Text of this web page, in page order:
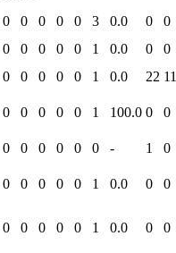
0 0 0 0 0 3 0.0 0
0
0 0 0 0 0 1 0.0 0
0
0 0 0 0 0 1 0.0 22 11
0 0 0 0 0 1 100.0 0 0
0 0 0 0 0 0 - 1 0
0 0 0 0 0 1 0.0 0 0
0 0 0 0 0 1 0.0 0 0